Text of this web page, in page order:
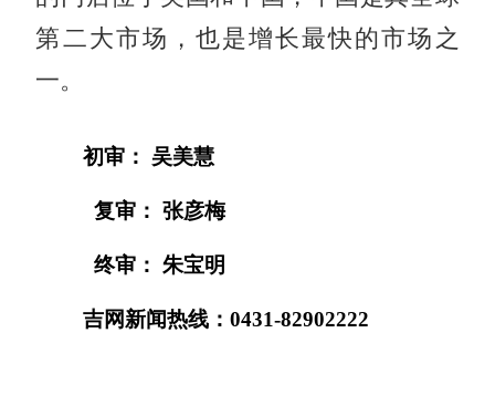
第二大市场，也是增长最快的市场之
一。
初审： 吴美慧
复审： 张彦梅
终审： 朱宝明
吉网新闻热线：0431-82902222